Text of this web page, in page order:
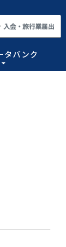
入会・旅行業届出
上等を図
務の他、
外旅行情
ト
イト
トラブル
概ね十名
タバンク
関連情報
ル版